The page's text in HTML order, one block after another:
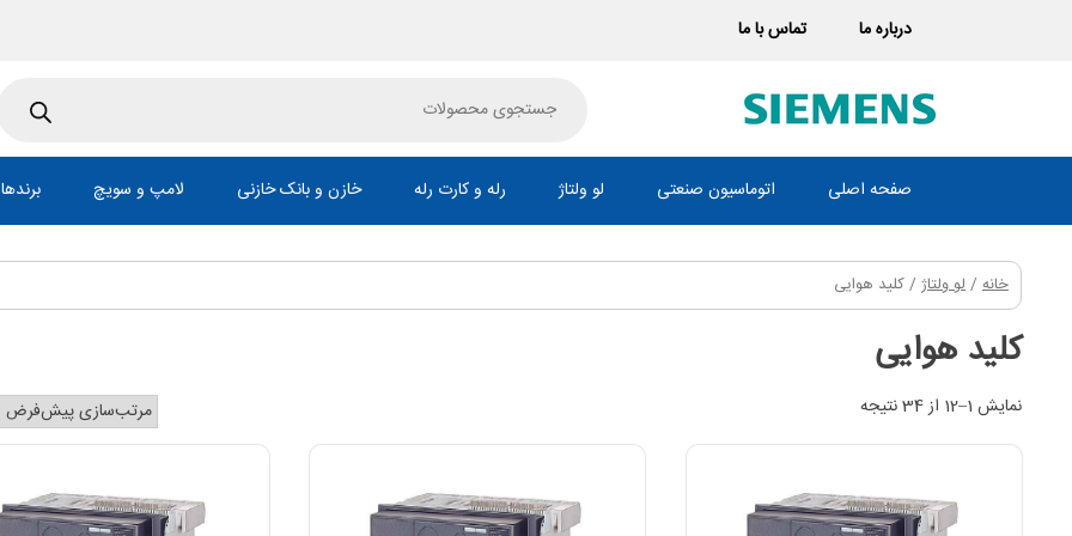
درباره ما تماس با ما
search
صفحه اصلی اتوماسیون صنعتی لو ولتاژ رله و کارت رله خازن و بانک خازنی لامپ و سویچ برندها
خانه /لو ولتاژ / کلید هوایی
کلید هوایی
نمایش 1–12 از 34 نتیجه